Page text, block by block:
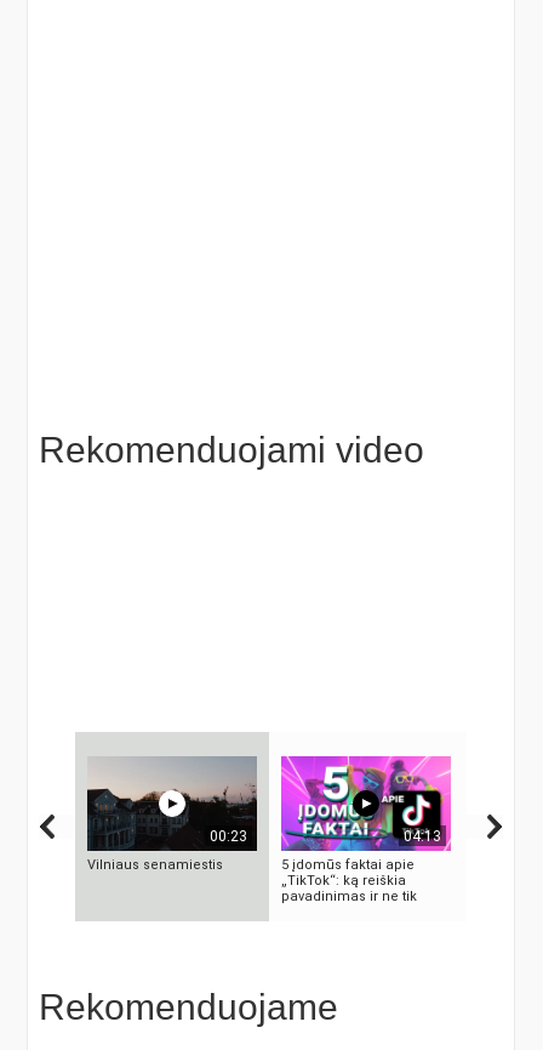
Rekomenduojami video
00:23
Vilniaus senamiestis
04:13
5 įdomūs faktai apie
„TikTok“: ką reiškia
pavadinimas ir ne tik
Rekomenduojame